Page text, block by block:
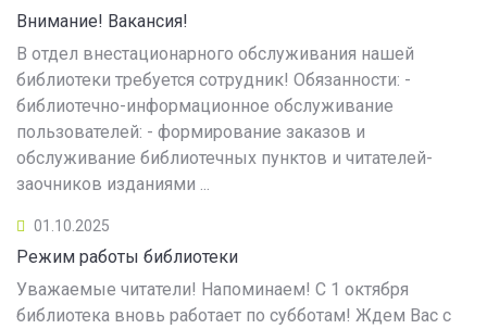
Внимание! Вакансия!
В отдел внестационарного обслуживания нашей
библиотеки требуется сотрудник! Обязанности: -
библиотечно-информационное обслуживание
пользователей: - формирование заказов и
обслуживание библиотечных пунктов и читателей-
заочников изданиями ...
01.10.2025
Режим работы библиотеки
Уважаемые читатели! Напоминаем! С 1 октября
библиотека вновь работает по субботам! Ждем Вас с